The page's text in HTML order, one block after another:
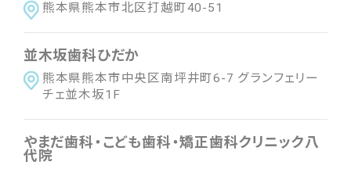
熊本県熊本市北区打越町40-51
並木坂歯科ひだか
熊本県熊本市中央区南坪井町6-7 グランフェリー
チェ並木坂1F
やまだ歯科・こども歯科・矯正歯科クリニック八
代院